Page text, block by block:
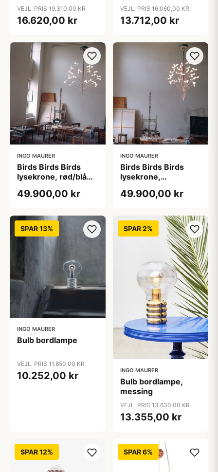
VEJL. PRIS 19.310,00 KR
16.620,00 kr
VEJL. PRIS 16.060,00 KR
13.712,00 kr
INGO MAURER
Birds Birds Birds
lysekrone, rød/blå
49.900,00 kr
INGO MAURER
Birds Birds Birds
lysekrone,
49.900,00 kr
SPAR 13%
INGO MAURER
Bulb bordlampe
VEJL. PRIS 11.850,00 KR
10.252,00 kr
SPAR 2%
INGO MAURER
Bulb bordlampe,
messing
VEJL. PRIS 13.630,00 KR
13.355,00 kr
SPAR 12% SPAR 6%